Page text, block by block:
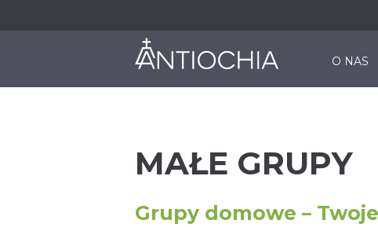
O NAS
MAŁE GRUPY
Grupy domowe –